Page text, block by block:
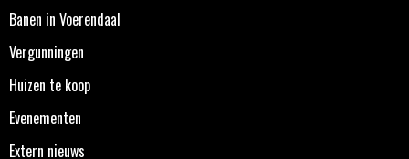
Banen in Voerendaal
Vergunningen
Huizen te koop
Evenementen
Extern nieuws